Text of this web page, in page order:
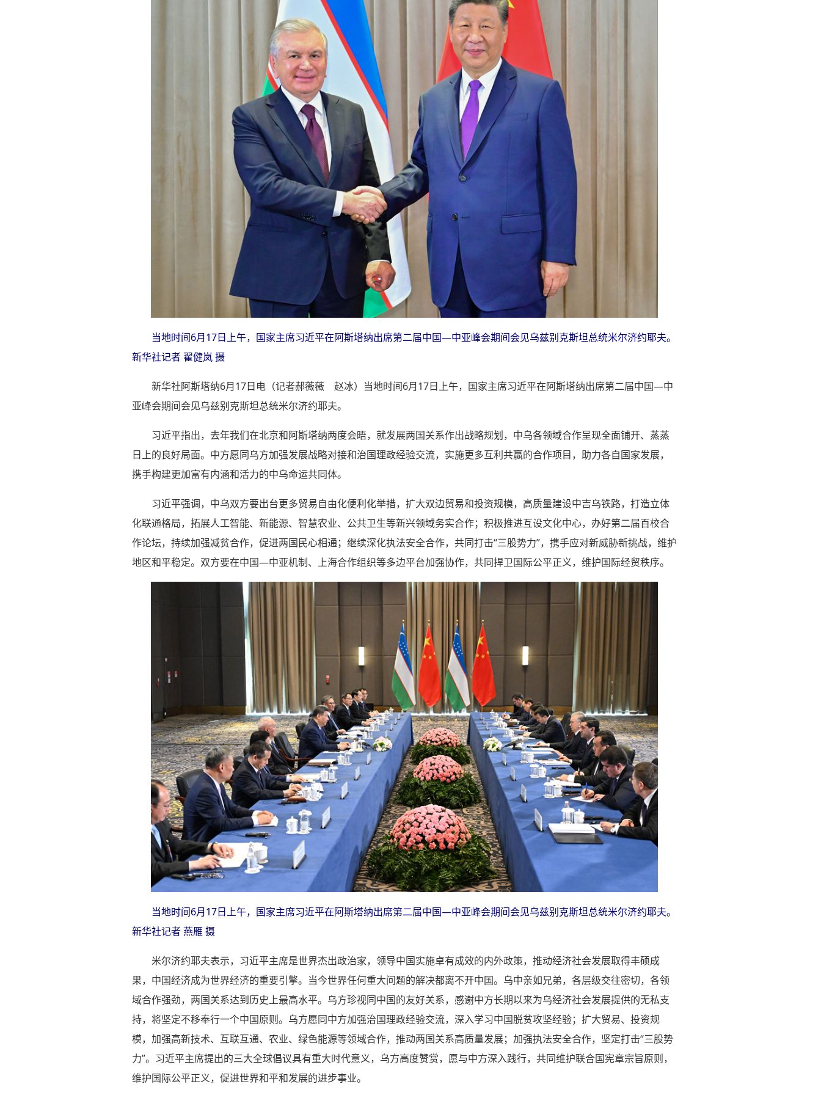
当地时间6月17日上午，国家主席习近平在阿斯塔纳出席第二届中国—中亚峰会期间会见乌兹别克斯坦总统米尔济约耶夫。
新华社记者 翟健岚 摄
新华社阿斯塔纳6月17日电（记者郝薇薇 赵冰）当地时间6月17日上午，国家主席习近平在阿斯塔纳出席第二届中国—中
亚峰会期间会见乌兹别克斯坦总统米尔济约耶夫。
习近平指出，去年我们在北京和阿斯塔纳两度会晤，就发展两国关系作出战略规划，中乌各领域合作呈现全面铺开、蒸蒸
日上的良好局面。中方愿同乌方加强发展战略对接和治国理政经验交流，实施更多互利共赢的合作项目，助力各自国家发展，
携手构建更加富有内涵和活力的中乌命运共同体。
习近平强调，中乌双方要出台更多贸易自由化便利化举措，扩大双边贸易和投资规模，高质量建设中吉乌铁路，打造立体
化联通格局，拓展人工智能、新能源、智慧农业、公共卫生等新兴领域务实合作；积极推进互设文化中心，办好第二届百校合
作论坛，持续加强减贫合作，促进两国民心相通；继续深化执法安全合作，共同打击“三股势力”，携手应对新威胁新挑战，维护
地区和平稳定。双方要在中国—中亚机制、上海合作组织等多边平台加强协作，共同捍卫国际公平正义，维护国际经贸秩序。
当地时间6月17日上午，国家主席习近平在阿斯塔纳出席第二届中国—中亚峰会期间会见乌兹别克斯坦总统米尔济约耶夫。
新华社记者 燕雁 摄
米尔济约耶夫表示，习近平主席是世界杰出政治家，领导中国实施卓有成效的内外政策，推动经济社会发展取得丰硕成
果，中国经济成为世界经济的重要引擎。当今世界任何重大问题的解决都离不开中国。乌中亲如兄弟，各层级交往密切，各领
域合作强劲，两国关系达到历史上最高水平。乌方珍视同中国的友好关系，感谢中方长期以来为乌经济社会发展提供的无私支
持，将坚定不移奉行一个中国原则。乌方愿同中方加强治国理政经验交流，深入学习中国脱贫攻坚经验；扩大贸易、投资规
模，加强高新技术、互联互通、农业、绿色能源等领域合作，推动两国关系高质量发展；加强执法安全合作，坚定打击“三股势
力”。习近平主席提出的三大全球倡议具有重大时代意义，乌方高度赞赏，愿与中方深入践行，共同维护联合国宪章宗旨原则，
维护国际公平正义，促进世界和平和发展的进步事业。